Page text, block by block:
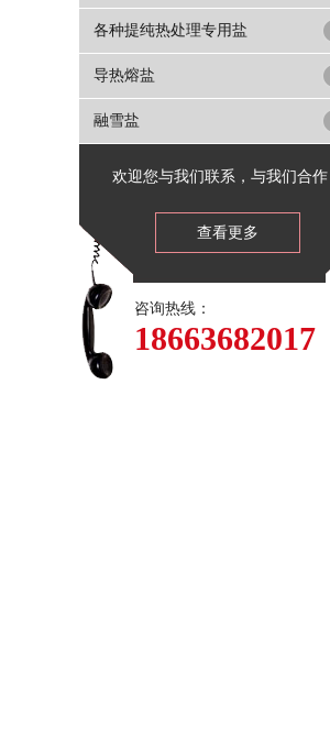
各种提纯热处理专用盐
导热熔盐
融雪盐
欢迎您与我们联系，与我们合作
查看更多
咨询热线：
18663682017